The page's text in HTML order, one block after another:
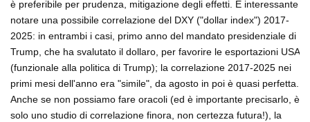
è preferibile per prudenza, mitigazione degli effetti. È interessante
notare una possibile correlazione del DXY ("dollar index") 2017-
2025: in entrambi i casi, primo anno del mandato presidenziale di
Trump, che ha svalutato il dollaro, per favorire le esportazioni USA
(funzionale alla politica di Trump); la correlazione 2017-2025 nei
primi mesi dell'anno era "simile", da agosto in poi è quasi perfetta.
Anche se non possiamo fare oracoli (ed è importante precisarlo, è
solo uno studio di correlazione finora, non certezza futura!), la